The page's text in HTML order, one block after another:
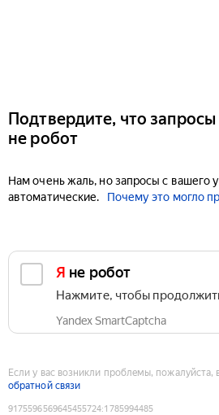
Подтвердите, что
не робот
Нам очень жаль, но запросы с вашего
автоматические.
Почему это могло
Я не робот
Нажмите, чтобы
Yandex SmartCaptcha
Если у вас возникли проблемы, пожалуйста,
обратной связи
9175596569645455724:1785994485